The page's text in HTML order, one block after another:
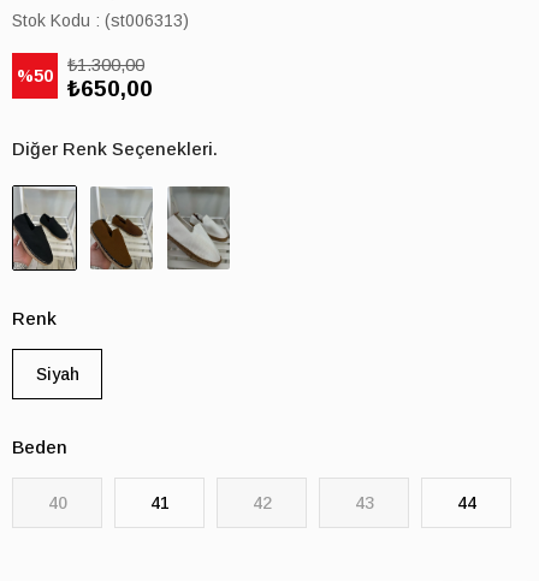
Stok Kodu (st006313)
50
₺1.300,00
₺650,00
Diğer Renk Seçenekleri.
Renk
Siyah
Beden
40 41 42 43 44